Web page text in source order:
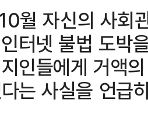
월 자신의 사회
터넷 불법 도박
인들에게 거액
는 사실을 언급